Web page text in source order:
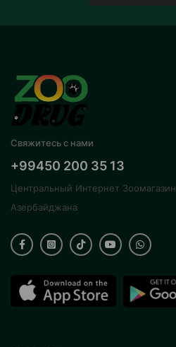
Свяжитесь с нами
+99450 200 35 13
Центральный Интернет Зоомагазин
Азербайджана